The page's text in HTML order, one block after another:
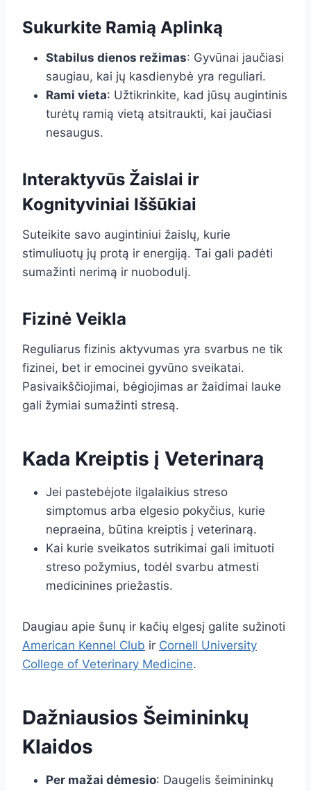
Sukurkite Ramią Aplinką
Stabilus dienos režimas: Gyvūnai jaučiasi
saugiau, kai jų kasdienybė yra reguliari.
Rami vieta: Užtikrinkite, kad jūsų augintinis
turėtų ramią vietą atsitraukti, kai jaučiasi
nesaugus.
Interaktyvūs Žaislai ir
Kognityviniai Iššūkiai
Suteikite savo augintiniui žaislų, kurie
stimuliuotų jų protą ir energiją. Tai gali padėti
sumažinti nerimą ir nuobodulį.
Fizinė Veikla
Reguliarus fizinis aktyvumas yra svarbus ne tik
fizinei, bet ir emocinei gyvūno sveikatai.
Pasivaikščiojimai, bėgiojimas ar žaidimai lauke
gali žymiai sumažinti stresą.
Kada Kreiptis į Veterinarą
Jei pastebėjote ilgalaikius streso
simptomus arba elgesio pokyčius, kurie
nepraeina, būtina kreiptis į veterinarą.
Kai kurie sveikatos sutrikimai gali imituoti
streso požymius, todėl svarbu atmesti
medicinines priežastis.
Daugiau apie šunų ir kačių elgesį galite sužinoti
American Kennel Club ir Cornell University
College of Veterinary Medicine.
Dažniausios Šeimininkų
Klaidos
Per mažai dėmesio: Daugelis šeimininkų